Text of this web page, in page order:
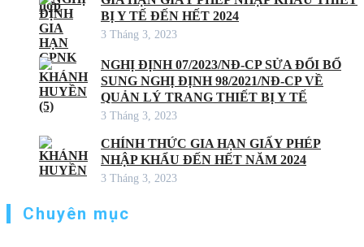
BỊ Y TẾ ĐẾN HẾT 2024
3 Tháng 3, 2023
NGHỊ ĐỊNH 07/2023/NĐ-CP SỬA ĐỔI BỔ
SUNG NGHỊ ĐỊNH 98/2021/NĐ-CP VỀ
QUẢN LÝ TRANG THIẾT BỊ Y TẾ
3 Tháng 3, 2023
CHÍNH THỨC GIA HẠN GIẤY PHÉP
NHẬP KHẨU ĐẾN HẾT NĂM 2024
3 Tháng 3, 2023
Chuyên mục